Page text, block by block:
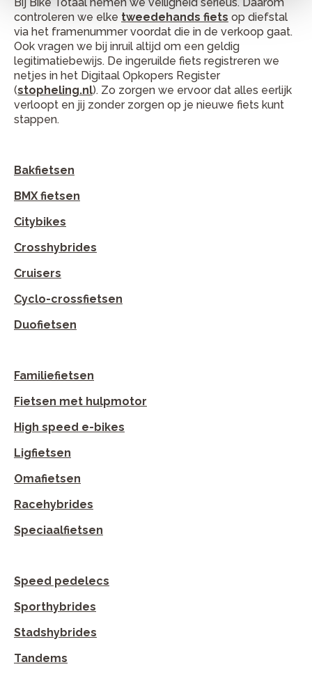
controleren we elke tweedehands fiets op diefstal
via het framenummer voordat die in de verkoop gaat.
Ook vragen we bij inruil altijd om een geldig
legitimatiebewijs. De ingeruilde fiets registreren we
netjes in het Digitaal Opkopers Register
(stopheling.nl). Zo zorgen we ervoor dat alles eerlijk
verloopt en jij zonder zorgen op je nieuwe fiets kunt
stappen.
Bakfietsen
BMX fietsen
Citybikes
Crosshybrides
Cruisers
Cyclo-crossfietsen
Duofietsen
Familiefietsen
Fietsen met hulpmotor
High speed e-bikes
Ligfietsen
Omafietsen
Racehybrides
Speciaalfietsen
Speed pedelecs
Sporthybrides
Stadshybrides
Tandems